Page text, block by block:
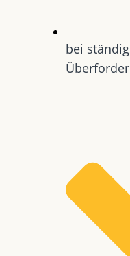
bei